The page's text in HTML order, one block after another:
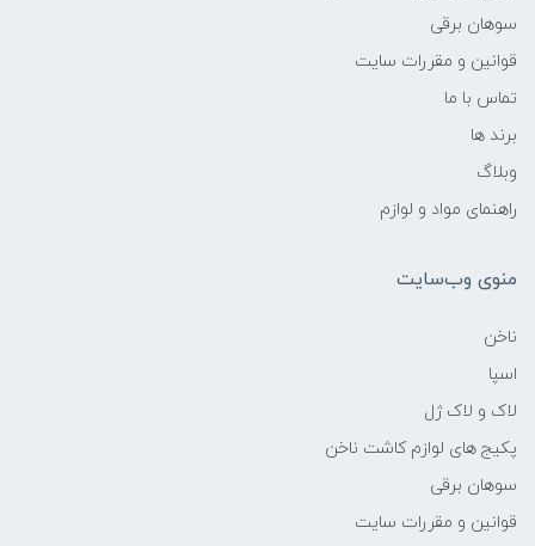
سوهان برقی
قوانین و مقررات سایت
تماس با ما
برند ها
وبلاگ
راهنمای مواد و لوازم
منوی وب‌سایت
ناخن
اسپا
لاک و لاک ژل
پکیج های لوازم کاشت ناخن
سوهان برقی
قوانین و مقررات سایت